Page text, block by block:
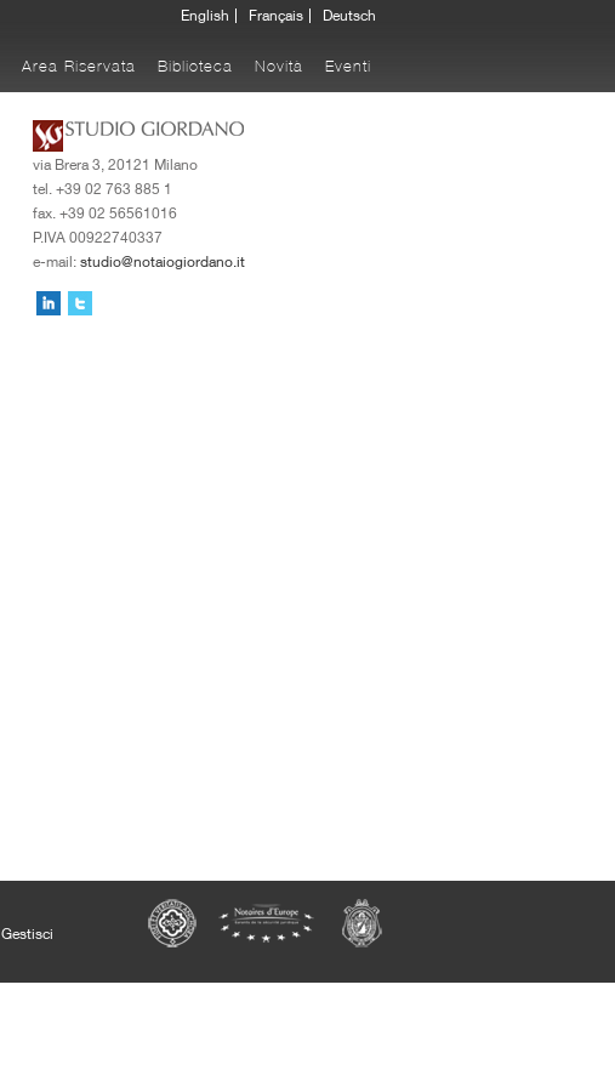
English Français Deutsch
Area Riservata Biblioteca Novità Eventi
via Brera 3, 20121 Milano
tel. +39 02 763 885 1
fax. +39 02 56561016
P.IVA 00922740337
e-mail: studio@notaiogiordano.it
Gestisci